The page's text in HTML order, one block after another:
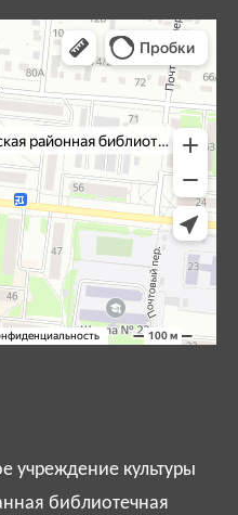
учреждение культуры
библиотечная